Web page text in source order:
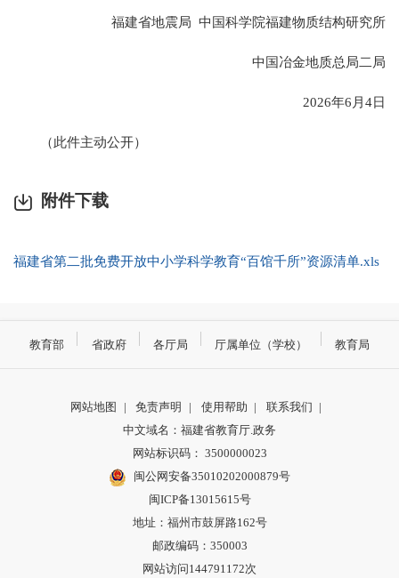
福建省地震局 中国科学院福建物质结构研究所
中国冶金地质总局二局
2026年6月4日
（此件主动公开）
附件下载
福建省第二批免费开放中小学科学教育“百馆千所”资源清单.xls
教育部 省政府 各厅局 厅属单位（学校） 教育局
网站地图 | 免责声明 | 使用帮助 | 联系我们 |
中文域名：福建省教育厅.政务
网站标识码： 3500000023
闽公网安备35010202000879号
闽ICP备13015615号
地址：福州市鼓屏路162号
邮政编码：350003
网站访问144791172次